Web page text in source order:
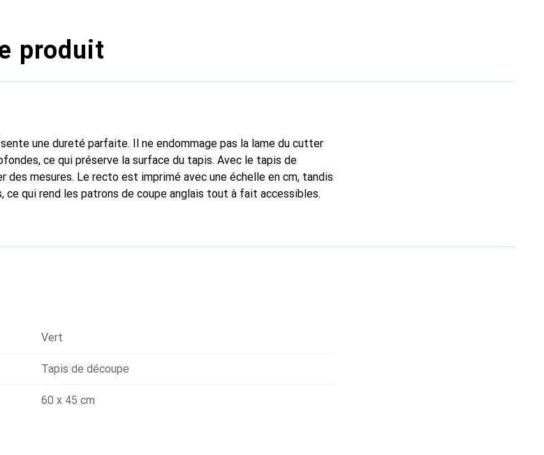
produit
une dureté parfaite. Il ne endommage pas la lame du cutter
ce qui préserve la surface du tapis. Avec le tapis de
des mesures. Le recto est imprimé avec une échelle en cm, tandis
ce qui rend les patrons de coupe anglais tout à fait accessibles.
Vert
Tapis de découpe
60 x 45 cm